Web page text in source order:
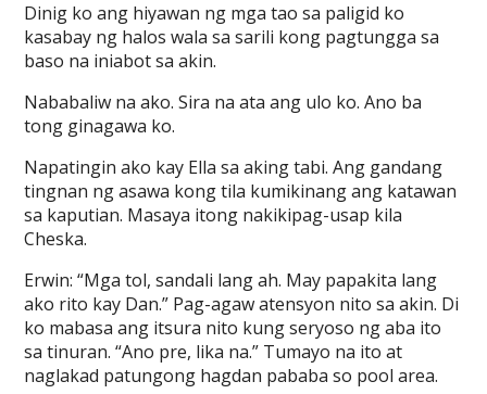
Dinig ko ang hiyawan ng mga tao sa paligid ko
kasabay ng halos wala sa sarili kong pagtungga sa
baso na iniabot sa akin.
Nababaliw na ako. Sira na ata ang ulo ko. Ano ba
tong ginagawa ko.
Napatingin ako kay Ella sa aking tabi. Ang gandang
tingnan ng asawa kong tila kumikinang ang katawan
sa kaputian. Masaya itong nakikipag-usap kila
Cheska.
Erwin: “Mga tol, sandali lang ah. May papakita lang
ako rito kay Dan.” Pag-agaw atensyon nito sa akin. Di
ko mabasa ang itsura nito kung seryoso ng aba ito
sa tinuran. “Ano pre, lika na.” Tumayo na ito at
naglakad patungong hagdan pababa so pool area.